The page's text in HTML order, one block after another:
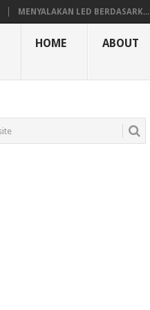
MENYALAKAN LED BERDASARK...
HOME ABOUT